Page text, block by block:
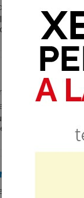
Curso de
de 146 agentes de
Curso de
HERIDA
dolor que rara vez
de una vida. La
dolor que rara
de una vida. La
ENTRE REÍR Y
entre reír y